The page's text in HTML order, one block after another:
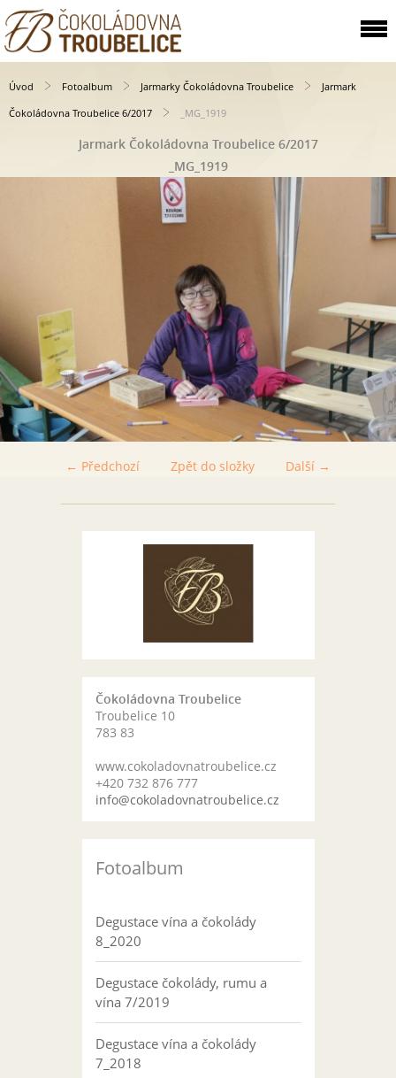
Úvod Fotoalbum Jarmarky Čokoládovna Troubelice
Jarmark
Čokoládovna Troubelice 6/2017
_MG_1919
Jarmark Čokoládovna Troubelice 6/2017
_MG_1919
← Předchozí Další →
Zpět do složky
Čokoládovna Troubelice
Troubelice 10
783 83
www.cokoladovnatroubelice.cz
+420 732 876 777
info@cokoladovnatroubelice.cz
Fotoalbum
Degustace vína a čokolády
8_2020
Degustace čokolády, rumu a
vína 7/2019
Degustace vína a čokolády
7_2018